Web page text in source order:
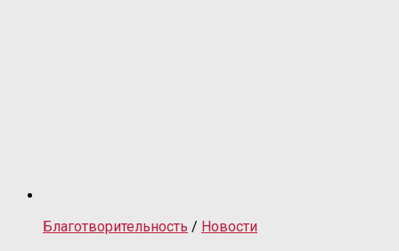
Благотворительность / Новости